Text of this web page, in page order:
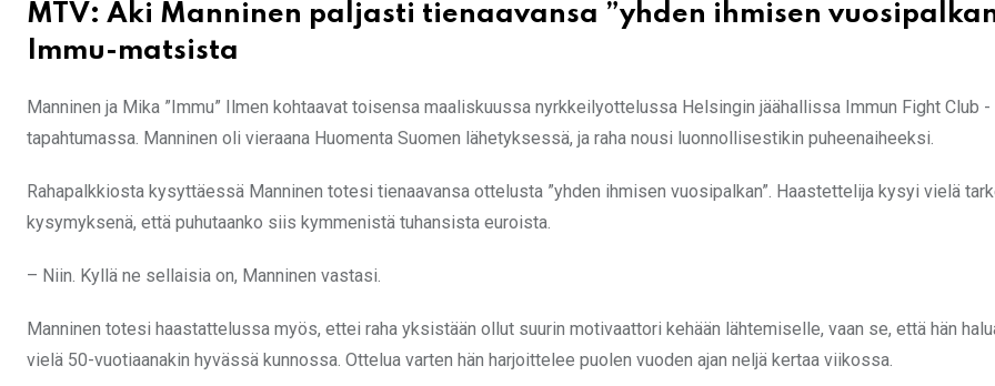
MTV: Aki Manninen paljasti tienaavansa ”yhden ihmisen
Immu-matsista
Manninen ja Mika ”Immu” Ilmen kohtaavat toisensa maaliskuussa nyrkkeilyottelussa Helsingin jäähallissa Immun Fight Club -
tapahtumassa. Manninen oli vieraana Huomenta Suomen lähetyksessä, ja raha nousi luonnollisestikin puheenaiheeksi.
Rahapalkkiosta kysyttäessä Manninen totesi tienaavansa ottelusta ”yhden ihmisen vuosipalkan”. Haastettelija kysyi vielä
kysymyksenä, että puhutaanko siis kymmenistä tuhansista euroista.
– Niin. Kyllä ne sellaisia on, Manninen vastasi.
Manninen totesi haastattelussa myös, ettei raha yksistään ollut suurin motivaattori kehään lähtemiselle, vaan se, että hän
vielä 50-vuotiaanakin hyvässä kunnossa. Ottelua varten hän harjoittelee puolen vuoden ajan neljä kertaa viikossa.